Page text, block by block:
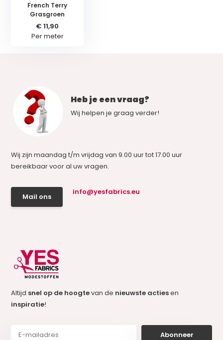
French Terry
Grasgroen
€ 11,90
Per meter
Heb je een vraag?
Wij helpen je graag verder!
Wij zijn maandag t/m vrijdag van 9.00 uur tot 17.00 uur
bereikbaar voor al uw vragen.
Mail ons
info@yesfabrics.eu
Altijd snel op de hoogtevan de nieuwste actiesen
inspiratie!
Abonneer